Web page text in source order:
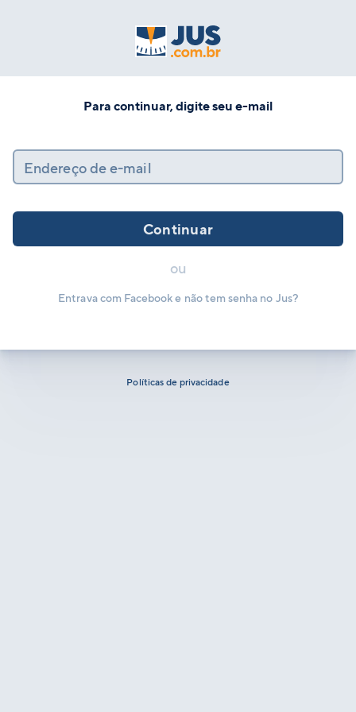
Para continuar, digite seu e-mail
Endereço de e-mail
Continuar
ou
Entrava com Facebook e não tem senha no Jus?
Políticas de privacidade